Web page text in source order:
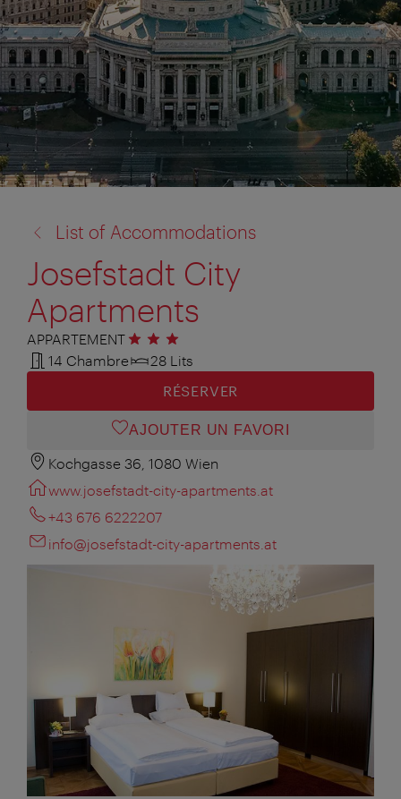
à:
List of Accommodations
Josefstadt City
Apartments
APPARTEMENT3 étoiles
14 Chambre
28 Lits
RÉSERVER
AJOUTER UN FAVORI
Kochgasse 36, 1080 Wien
www.josefstadt-city-apartments.at
+43 676 6222207
info@josefstadt-city-apartments.at